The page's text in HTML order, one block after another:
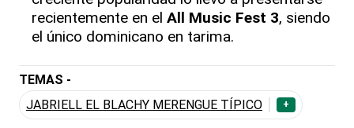
recientemente en el All Music Fest 3, siendo
el único dominicano en tarima.
TEMAS -
JABRIELL EL BLACHY MERENGUE TÍPICO
+